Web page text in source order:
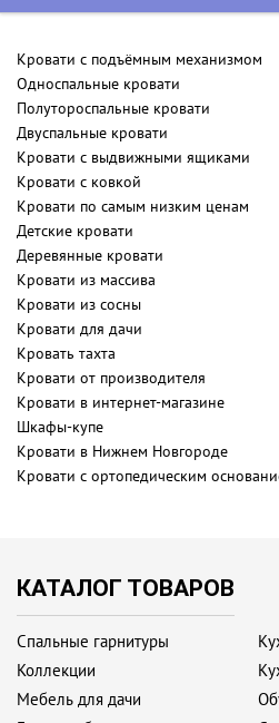
Кровати с подъёмным механизмом
Односпальные кровати
Полутороспальные кровати
Двуспальные кровати
Кровати с выдвижными ящиками
Кровати с ковкой
Кровати по самым низким ценам
Детские кровати
Деревянные кровати
Кровати из массива
Кровати из сосны
Кровати для дачи
Кровать тахта
Кровати от производителя
Кровати в интернет-магазине
Шкафы-купе
Кровати в Нижнем Новгороде
Кровати с ортопедическим
КАТАЛОГ ТОВАРОВ
Спальные гарнитуры
Коллекции
Мебель для дачи